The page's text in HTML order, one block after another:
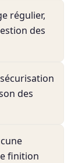
régulier,
des
des
finition